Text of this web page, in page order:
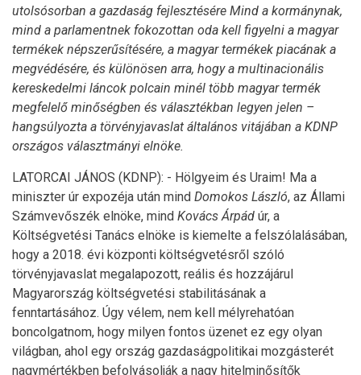
utolsósorban a gazdaság fejlesztésére Mind a kormánynak,
mind a parlamentnek fokozottan oda kell figyelni a magyar
termékek népszerűsítésére, a magyar termékek piacának a
megvédésére, és különösen arra, hogy a multinacionális
kereskedelmi láncok polcain minél több magyar termék
megfelelő minőségben és választékban legyen jelen –
hangsúlyozta a törvényjavaslat általános vitájában a KDNP
országos választmányi elnöke.
LATORCAI JÁNOS (KDNP): - Hölgyeim és Uraim! Ma a
miniszter úr expozéja után mind Domokos László, az Állami
Számvevőszék elnöke, mind Kovács Árpád úr, a
Költségvetési Tanács elnöke is kiemelte a felszólalásában,
hogy a 2018. évi központi költségvetésről szóló
törvényjavaslat megalapozott, reális és hozzájárul
Magyarország költségvetési stabilitásának a
fenntartásához. Úgy vélem, nem kell mélyrehatóan
boncolgatnom, hogy milyen fontos üzenet ez egy olyan
világban, ahol egy ország gazdaságpolitikai mozgásterét
nagymértékben befolyásolják a nagy hitelminősítők